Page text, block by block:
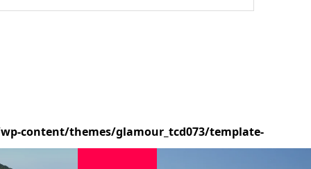
content/themes/glamour_tcd073/template-